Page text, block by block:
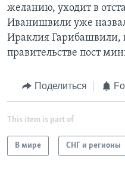
желанию, уходит в
Иванишвили уже
Ираклия Гарибашвили,
правительстве пост
Поделиться
This item is part of
В мире СНГ и регионы